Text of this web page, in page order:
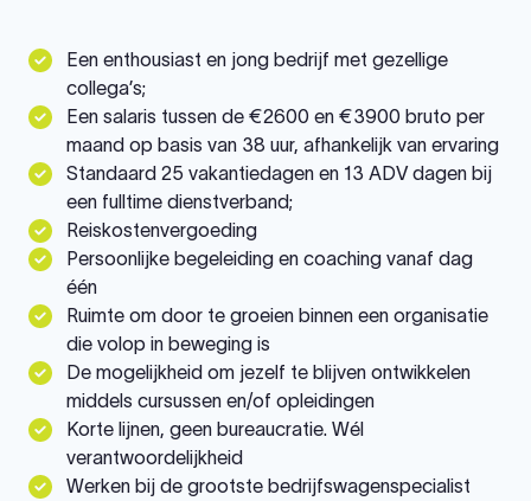
Een enthousiast en jong bedrijf met gezellige
collega’s;
Een salaris tussen de €2600 en €3900 bruto per
maand op basis van 38 uur, afhankelijk van ervaring
Standaard 25 vakantiedagen en 13 ADV dagen bij
een fulltime dienstverband;
Reiskostenvergoeding
Persoonlijke begeleiding en coaching vanaf dag
één
Ruimte om door te groeien binnen een organisatie
die volop in beweging is
De mogelijkheid om jezelf te blijven ontwikkelen
middels cursussen en/of opleidingen
Korte lijnen, geen bureaucratie. Wél
verantwoordelijkheid
Werken bij de grootste bedrijfswagenspecialist